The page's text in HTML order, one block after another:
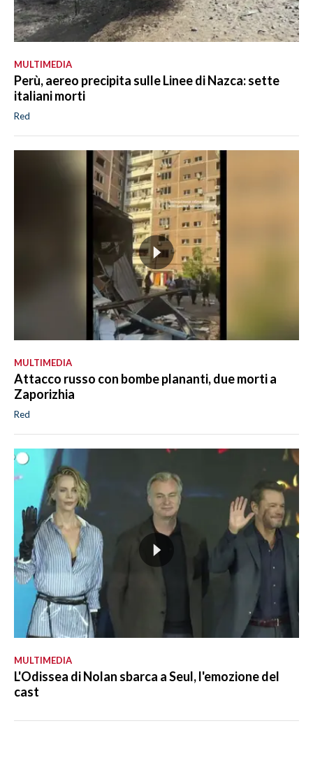
MULTIMEDIA
Perù, aereo precipita sulle Linee di Nazca: sette
italiani morti
Red
MULTIMEDIA
Attacco russo con bombe plananti, due morti a
Zaporizhia
Red
MULTIMEDIA
L'Odissea di Nolan sbarca a Seul, l'emozione del
cast